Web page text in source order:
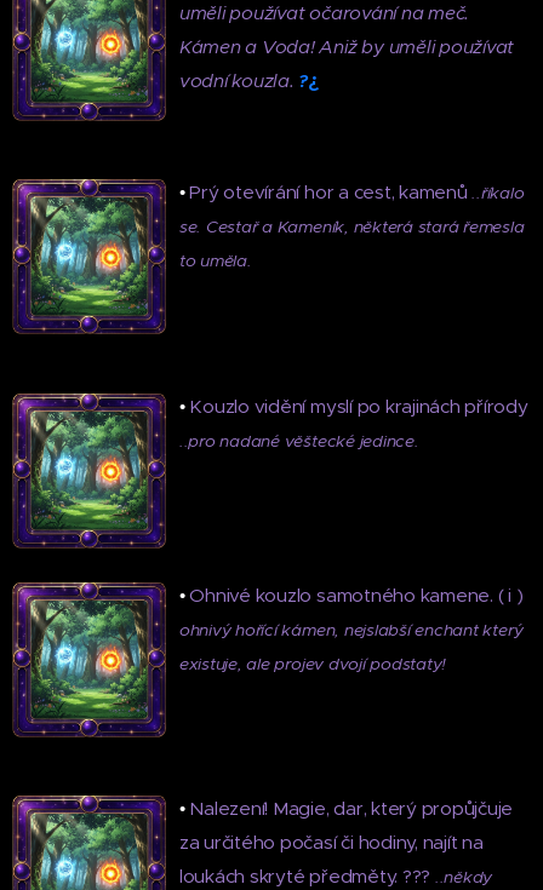
uměli používat očarování na meč.
Kámen a Voda! Aniž by uměli používat
vodní kouzla. ?¿
•Prý otevírání hor a cest, kamenů..říkalo
se. Cestař a Kameník, některá stará řemesla
to uměla.
•Kouzlo vidění myslí po krajinách přírody
..pro nadané věštecké jedince.
•Ohnivé kouzlo samotného kamene. ( i )
ohnivý hořící kámen, nejslabší enchant který
existuje, ale projev dvojí podstaty!
•Nalezení! Magie, dar, který propůjčuje
za určitého počasí či hodiny, najít na
loukách skryté předměty. ??? ..někdy